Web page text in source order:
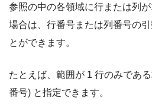
参照の中の各領域に行または列
場合は、行番号または列番号の
とができます。
たとえば、範囲が 1 行のみであ
番号) と指定できます。